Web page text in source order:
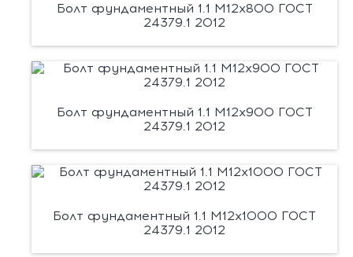
Болт фундаментный 1.1 М12х800 ГОСТ
24379.1 2012
Болт фундаментный 1.1 М12х900 ГОСТ
24379.1 2012
Болт фундаментный 1.1 М12х1000 ГОСТ
24379.1 2012